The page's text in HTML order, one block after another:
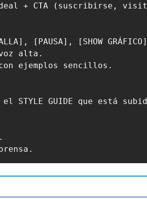
+ CTA (suscribirse,
[PAUSA], [SHOW
alta.
ejemplos sencillos.
GUIDE que está